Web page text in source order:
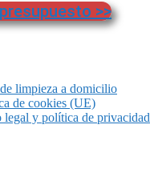
>>
limpieza a domicilio
de cookies (UE)
legal y política de privacidad